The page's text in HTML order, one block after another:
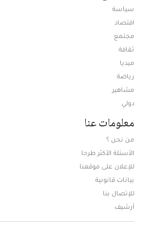
سياسة
اقتصاد
مجتمع
ثقافة
ميديا
رياضة
مشاهير
دولي
معلومات عنا
من نحن ؟
الأسئلة الأكثر طرحا
للإعلان على موقعنا
بيانات قانونية
للإتصال بنا
أرشيف